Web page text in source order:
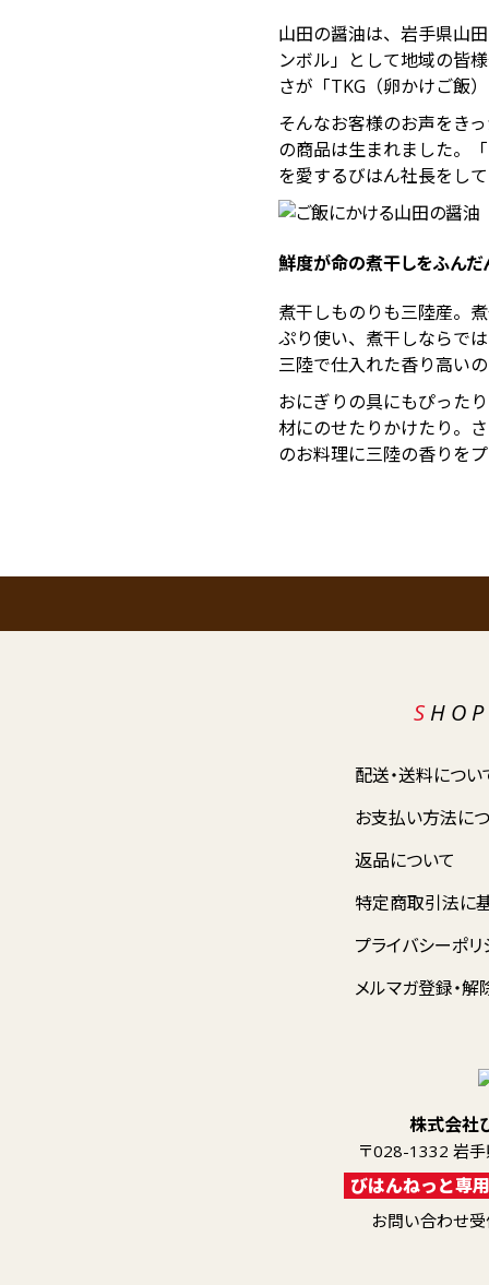
山田の醤油は、岩手県山
ンボル」として地域の皆
さが「TKG（卵かけご飯
そんなお客様のお声をき
の商品は生まれました。
を愛するびはん社長をし
鮮度が命の煮干しをふんだ
煮干しものりも三陸産。
ぷり使い、煮干しならで
三陸で仕入れた香り高い
おにぎりの具にもぴった
材にのせたりかけたり。
のお料理に三陸の香りを
株式会社
〒028-1332 岩
びはんねっと専用
お問い合わせ
配送・送料につい
お支払い方法に
返品について
特定商取引法に
プライバシーポリ
メルマガ登録・解